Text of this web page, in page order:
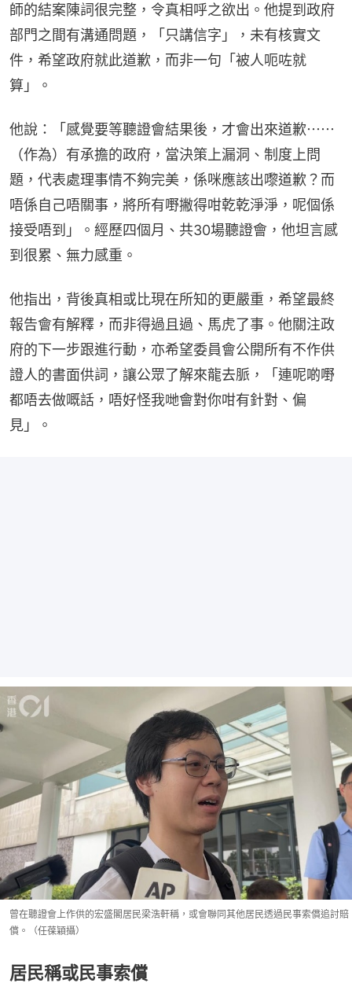
師的結案陳詞很完整，令真相呼之欲出。他提到政府
部門之間有溝通問題，「只講信字」，未有核實文
件，希望政府就此道歉，而非一句「被人呃咗就
算」。
他說：「感覺要等聽證會結果後，才會出來道歉⋯⋯
（作為）有承擔的政府，當決策上漏洞、制度上問
題，代表處理事情不夠完美，係咪應該出嚟道歉？而
唔係自己唔關事，將所有嘢撇得咁乾乾淨淨，呢個係
接受唔到」。經歷四個月、共30場聽證會，他坦言感
到很累、無力感重。
他指出，背後真相或比現在所知的更嚴重，希望最終
報告會有解釋，而非得過且過、馬虎了事。他關注政
府的下一步跟進行動，亦希望委員會公開所有不作供
證人的書面供詞，讓公眾了解來龍去脈，「連呢啲嘢
都唔去做嘅話，唔好怪我哋會對你咁有針對、偏
見」。
曾在聽證會上作供的宏盛閣居民梁浩軒稱，或會聯同其他居民透過民事索償追討賠
償。（任葆穎攝）
居民稱或民事索償